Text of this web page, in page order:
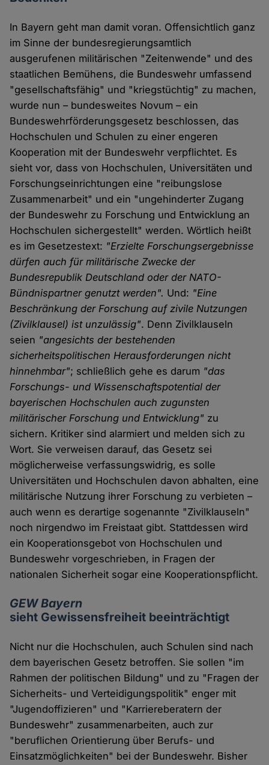
In Bayern geht man damit voran. Offensichtlich ganz
im Sinne der bundesregierungsamtlich
ausgerufenen militärischen "Zeitenwende" und des
staatlichen Bemühens, die Bundeswehr umfassend
"gesellschaftsfähig" und "kriegstüchtig" zu machen,
wurde nun – bundesweites Novum – ein
Bundeswehrförderungsgesetz beschlossen, das
Hochschulen und Schulen zu einer engeren
Kooperation mit der Bundeswehr verpflichtet. Es
sieht vor, dass von Hochschulen, Universitäten und
Forschungseinrichtungen eine "reibungslose
Zusammenarbeit" und ein "ungehinderter Zugang
der Bundeswehr zu Forschung und Entwicklung an
Hochschulen sichergestellt" werden. Wörtlich heißt
es im Gesetzestext: "Erzielte Forschungsergebnisse
dürfen auch für militärische Zwecke der
Bundesrepublik Deutschland oder der NATO-
Bündnispartner genutzt werden". Und: "Eine
Beschränkung der Forschung auf zivile Nutzungen
(Zivilklausel) ist unzulässig". Denn Zivilklauseln
seien "angesichts der bestehenden
sicherheitspolitischen Herausforderungen nicht
hinnehmbar"; schließlich gehe es darum "das
Forschungs- und Wissenschaftspotential der
bayerischen Hochschulen auch zugunsten
militärischer Forschung und Entwicklung" zu
sichern. Kritiker sind alarmiert und melden sich zu
Wort. Sie verweisen darauf, das Gesetz sei
möglicherweise verfassungswidrig, es solle
Universitäten und Hochschulen davon abhalten, eine
militärische Nutzung ihrer Forschung zu verbieten –
auch wenn es derartige sogenannte "Zivilklauseln"
noch nirgendwo im Freistaat gibt. Stattdessen wird
ein Kooperationsgebot von Hochschulen und
Bundeswehr vorgeschrieben, in Fragen der
nationalen Sicherheit sogar eine Kooperationspflicht.
GEW Bayern
sieht Gewissensfreiheit beeinträchtigt
Nicht nur die Hochschulen, auch Schulen sind nach
dem bayerischen Gesetz betroffen. Sie sollen "im
Rahmen der politischen Bildung" und zu "Fragen der
Sicherheits- und Verteidigungspolitik" enger mit
"Jugendoffizieren" und "Karriereberatern der
Bundeswehr" zusammenarbeiten, auch zur
"beruflichen Orientierung über Berufs- und
Einsatzmöglichkeiten" bei der Bundeswehr. Bisher